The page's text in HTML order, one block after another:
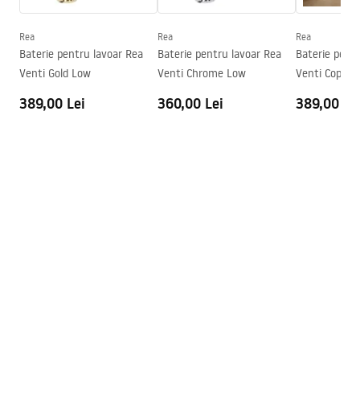
Tehnologia de acoperire
Electroplating
Diametru pentru conectare
Garantie
5 ani
Rea
Baterie pentru lavoar Rea
Venti Gold Low
389,00 Lei
Rea
Baterie pentru lavoar Rea
Venti Chrome Low
360,00 Lei
Rea
Baterie
Venti Copper
389,00